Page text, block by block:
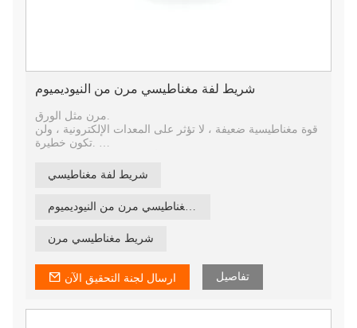
شريط لفة مغناطيسي مرن من النيوديميوم
مرن مثل الورق.
قوة مغناطيسية ضعيفة ، لا تؤثر على المعدات الإلكترونية ، ولن
تكون خطيرة.
شريط لفة مغناطيسي
شريط مغناطيسي مرن من النيوديميوم
شريط مغناطيسي مرن
ارسال لجنة التحقيق الآن تفاصيل